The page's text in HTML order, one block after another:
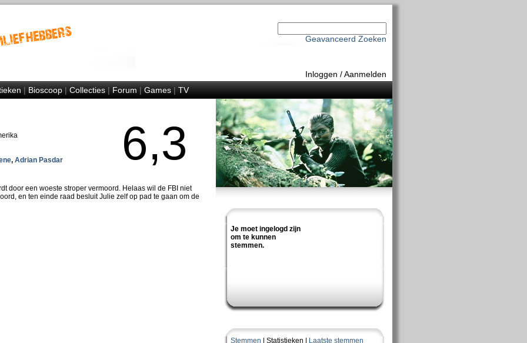
Geavanceerd Zoeken
Inloggen /Aanmelden
|Bioscoop|Collecties|Forum|Games|TV
Je moet ingelogd zijn
om te kunnen
stemmen.
Stemmen | Statistieken | Laatste stemmen
, Adrian Pasdar
6,3
door een woeste stroper vermoord. Helaas wil de FBI niet
en ten einde raad besluit Julie zelf op pad te gaan om de